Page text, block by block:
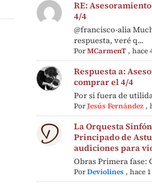
RE:
4/4
@francisco-alia
respuesta, veré q...
PorMCarmenT ,hace
Respuesta a:
comprar el 4/4
Por si fuera de
PorJesús Fernández ,
La Orquesta
Principado de
audiciones para
Obras Primera fase:
PorDeviolines ,hace